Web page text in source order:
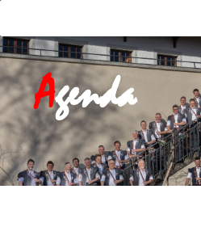
Agenda